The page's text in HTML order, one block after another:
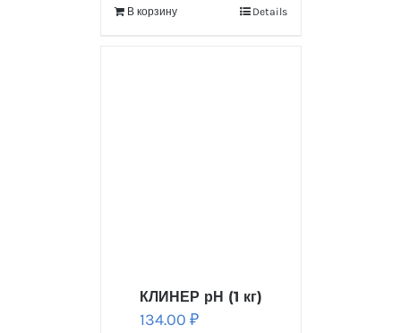
В корзину Details
КЛИНЕР рН (1 кг)
134.00 ₽